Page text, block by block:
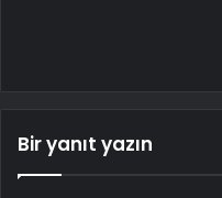
Bir yanıt yazın